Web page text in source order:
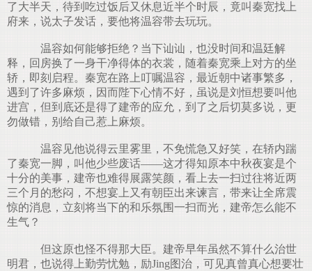
了大半天，待到吃过饭后又休息近半个时辰，竟叫秦宽找上
府来，说太子发话，要他将温容带去玩玩。
温容如何能够拒绝？当下讪讪，也没时间和温廷解
释，回房换了一身干净得体的衣裳，随着秦宽乘上对方的坐
轿，即刻启程。秦宽在路上叮嘱温容，最近朝中诸事繁多，
遇到了许多麻烦，因而陛下心情不好，虽说是刘恒想要叫他
进宫，但到底还是得了建帝的应允，到了之后切莫多说，更
勿做错，别给自己惹上麻烦。
温容见他说得云里雾里，不免慌急又好笑，在轿内踹
了秦宽一脚，叫他少些废话——这才得知原本中秋夜宴是个
十分的美事，建帝也难得展露笑颜，看上去一扫过往将近两
三个月的愁闷，不想宴上又有朝臣出来谏言，带来让全席震
惊的消息，立刻将当下的和乐氛围一扫而光，建帝怎么能不
生气？
但这原也怪不得那大臣。建帝早年虽然不算什么治世
明君，也说得上勤劳忧勉，励Jing图治，可见真曾真心想要壮